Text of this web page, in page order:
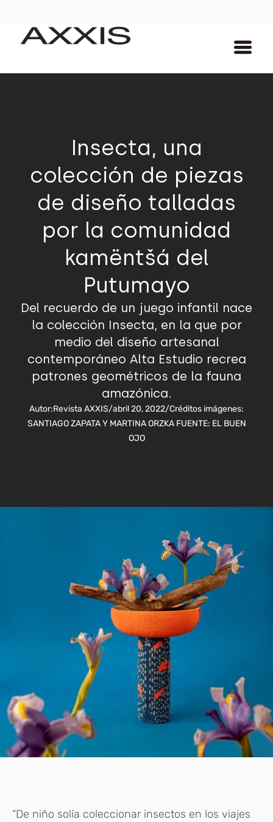
Insecta, una
colección de piezas
de diseño talladas
por la comunidad
kamëntšá del
Putumayo
Del recuerdo de un juego infantil nace
la colección Insecta, en la que por
medio del diseño artesanal
contemporáneo Alta Estudio recrea
patrones geométricos de la fauna
amazónica.
Autor:Revista AXXIS/abril 20, 2022/Créditos imágenes:
SANTIAGO ZAPATA Y MARTINA ORZKA FUENTE: EL BUEN
OJO
“De niño solía coleccionar insectos en los viajes